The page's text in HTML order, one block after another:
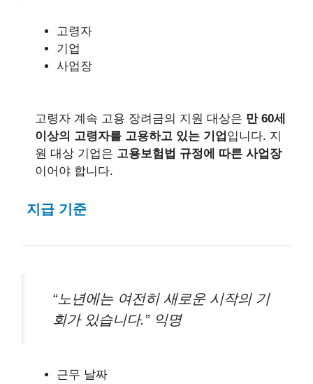
고령자
기업
사업장
고령자 계속 고용 장려금의 지원 대상은 만 60세
이상의 고령자를 고용하고 있는 기업 입니다. 지
원 대상 기업은 고용보험법 규정에 따른 사업장
이어야 합니다.
지급 기준
“노년에는 여전히 새로운 시작의 기
회가 있습니다.” 익명
근무 날짜